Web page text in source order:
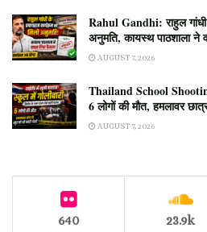
Rahul Gandhi: राहुल गांधी
अनुमति, कायस्थ पाठशाला ने
AUGUST 7, 2026
Thailand School
6 लोगों की मौत, हमलावर
AUGUST 7, 2026
640 23.9k